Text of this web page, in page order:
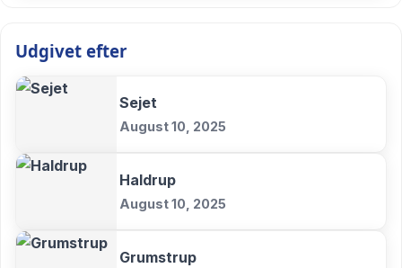
Udgivet efter
Sejet
August 10, 2025
Haldrup
August 10, 2025
Grumstrup